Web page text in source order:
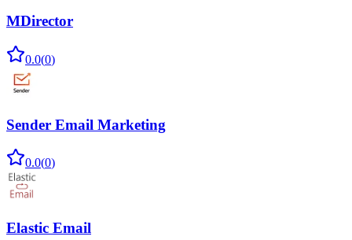
MDirector
0.0(0)
Sender Email Marketing
0.0(0)
Elastic Email